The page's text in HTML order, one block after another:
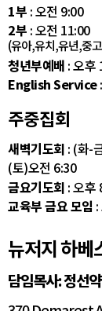
1부 : 오전 9:00
2부 : 오전 11:00
(유아,유치,유년,중
청년부예배 : 오후
English Service
주중집회
새벽기도회 : (화-
(토)오전 6:30
금요기도회 : 오후
교육부 금요 모임 :
뉴저지 하베
담임목사: 정선약